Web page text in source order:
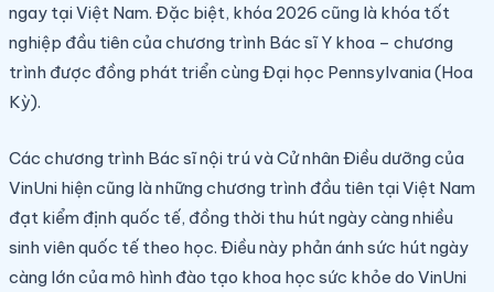
ngay tại Việt Nam. Đặc biệt, khóa 2026 cũng là khóa tốt
nghiệp đầu tiên của chương trình Bác sĩ Y khoa – chương
trình được đồng phát triển cùng Đại học Pennsylvania (Hoa
Kỳ).
Các chương trình Bác sĩ nội trú và Cử nhân Điều dưỡng của
VinUni hiện cũng là những chương trình đầu tiên tại Việt Nam
đạt kiểm định quốc tế, đồng thời thu hút ngày càng nhiều
sinh viên quốc tế theo học. Điều này phản ánh sức hút ngày
càng lớn của mô hình đào tạo khoa học sức khỏe do VinUni